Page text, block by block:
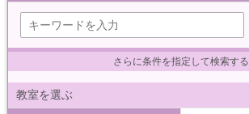
さらに条件を指定して検索する
教室を選ぶ